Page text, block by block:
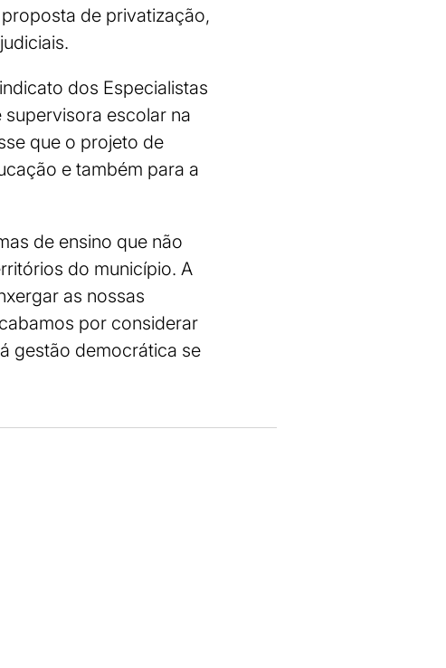
de privatização,
dos Especialistas
supervisora escolar na
que o projeto de
e também para a
de ensino que não
do município. A
as nossas
por considerar
gestão democrática se